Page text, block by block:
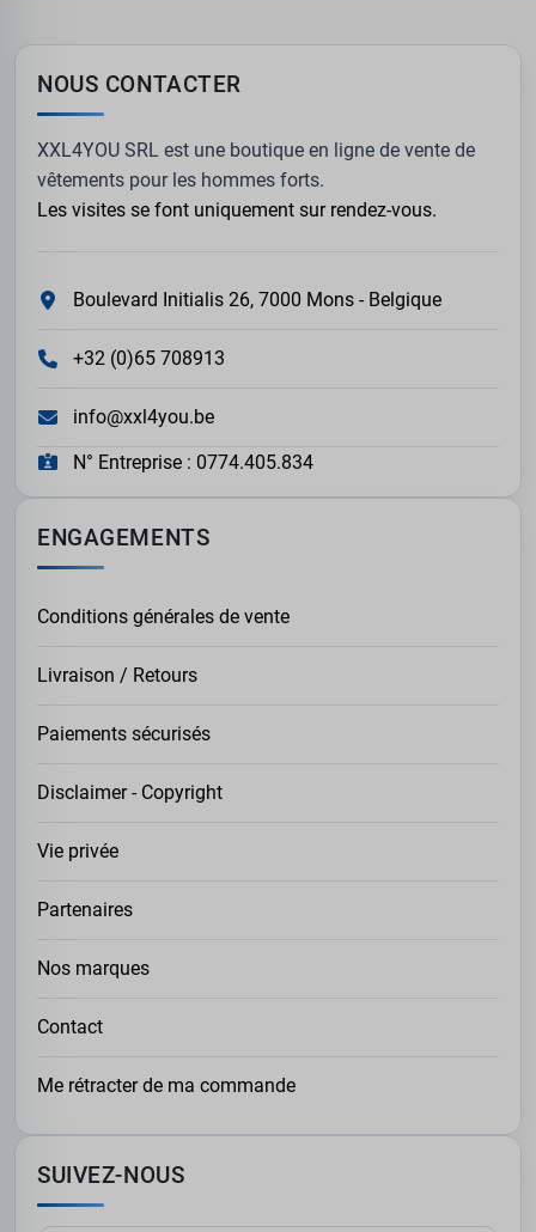
NOUS CONTACTER
XXL4YOU SRL est une boutique en ligne de vente de
vêtements pour les hommes forts.
Les visites se font uniquement sur rendez-vous.
Boulevard Initialis 26, 7000 Mons - Belgique
+32 (0)65 708913
info@xxl4you.be
N° Entreprise : 0774.405.834
ENGAGEMENTS
Conditions générales de vente
Livraison / Retours
Paiements sécurisés
Disclaimer - Copyright
Vie privée
Partenaires
Nos marques
Contact
Me rétracter de ma commande
SUIVEZ-NOUS